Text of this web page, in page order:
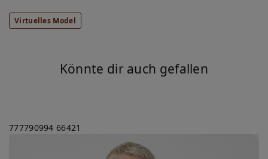
Virtuelles Model
Könnte dir auch gefallen
777790994 66421